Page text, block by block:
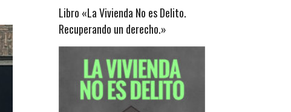
Libro «La Vivienda No es Delito.
Recuperando un derecho.»